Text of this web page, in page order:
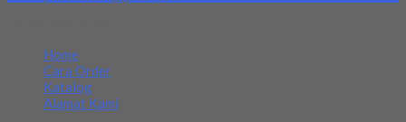
Home
Cara Order
Katalog
Alamat Kami